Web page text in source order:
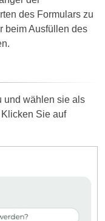
des Formulars zu
beim Ausfüllen des
und wählen sie als
Klicken Sie auf